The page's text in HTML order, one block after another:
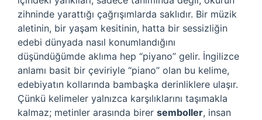
zihninde yarattığı çağrışımlarda saklıdır. Bir müzik
aletinin, bir yaşam kesitinin, hatta bir sessizliğin
edebi dünyada nasıl konumlandığını
düşündüğümde aklıma hep “piyano” gelir. İngilizce
anlamı basit bir çeviriyle “piano” olan bu kelime,
edebiyatın kollarında bambaşka derinliklere ulaşır.
Çünkü kelimeler yalnızca karşılıklarını taşımakla
kalmaz; metinler arasında birer semboller, insan